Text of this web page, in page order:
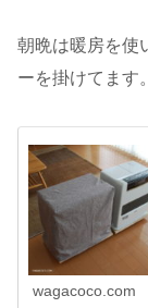
朝晩は暖房を使
ーを掛けてます。
wagacoco.com